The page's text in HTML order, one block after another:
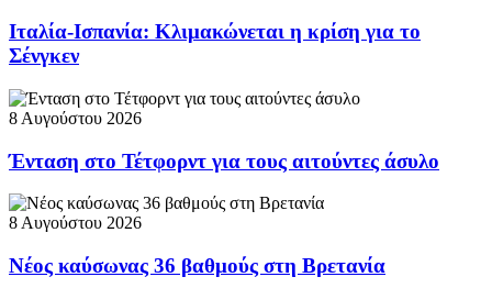
Ιταλία-Ισπανία: Κλιμακώνεται η κρίση για το
Σένγκεν
8 Αυγούστου 2026
Ένταση στο Τέτφορντ για τους αιτούντες άσυλο
8 Αυγούστου 2026
Νέος καύσωνας 36 βαθμούς στη Βρετανία